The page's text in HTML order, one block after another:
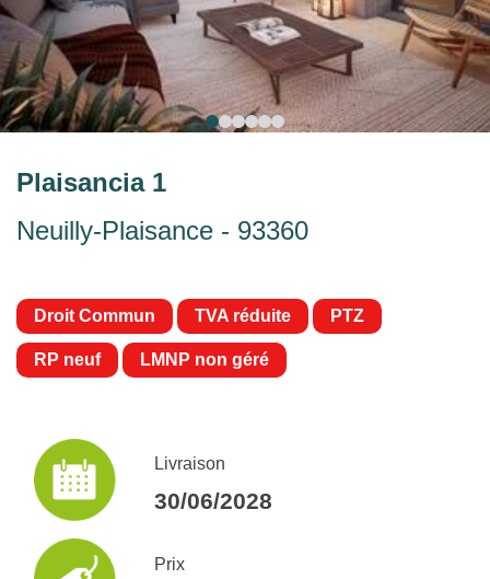
Plaisancia 1
Neuilly-Plaisance - 93360
Droit Commun TVA réduite PTZ
RP neuf LMNP non géré
Livraison
30/06/2028
Prix